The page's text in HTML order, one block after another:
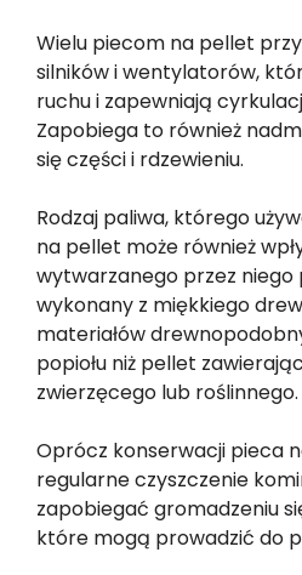
Wielu piecom na pellet
silników i wentylatorów,
ruchu i zapewniają
Zapobiega to również
się części i rdzewieniu.
Rodzaj paliwa, którego
na pellet może również
wytwarzanego przez niego
wykonany z miękkiego
materiałów
popiołu niż pellet
zwierzęcego lub roślinnego.
Oprócz konserwacji pieca
regularne czyszczenie
zapobiegać gromadzeniu
które mogą prowadzić do